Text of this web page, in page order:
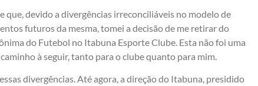
que, devido a divergências irreconciliáveis no modelo de
futuros da mesma, tomei a decisão de me retirar do
do Futebol no Itabuna Esporte Clube. Esta não foi uma
à seguir, tanto para o clube quanto para mim.
divergências. Até agora, a direção do Itabuna, presidido